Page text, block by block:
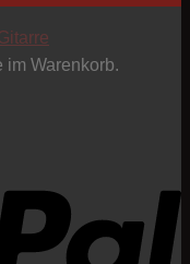
im Warenkorb.